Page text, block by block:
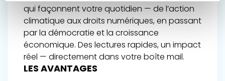
qui façonnent votre quotidien — de l’action
climatique aux droits numériques, en passant
par la démocratie et la croissance
économique. Des lectures rapides, un impact
réel — directement dans votre boîte mail.
LES AVANTAGES